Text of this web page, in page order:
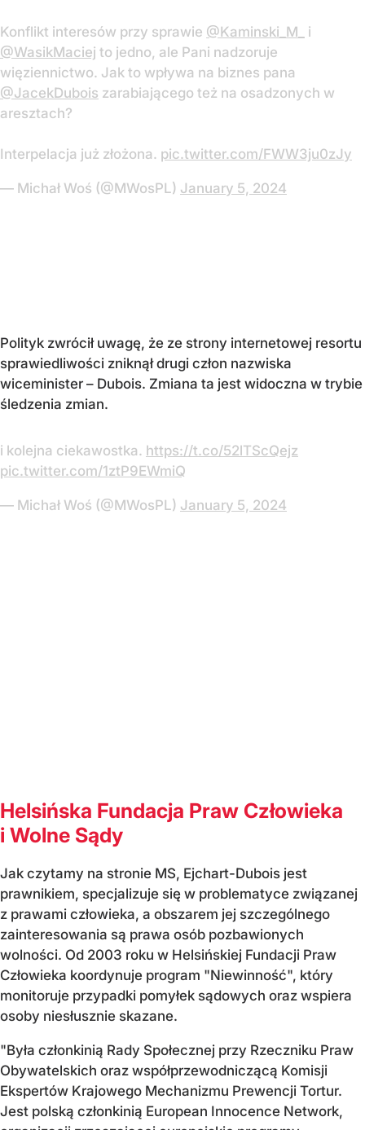
Konflikt interesów przy sprawie @Kaminski_M_
i
@WasikMaciej to jedno, ale Pani nadzoruje
więziennictwo. Jak to wpływa na biznes pana
@JacekDubois zarabiającego też na osadzonych w
aresztach?
Interpelacja już złożona. pic.twitter.com/FWW3ju0zJy
— Michał Woś (@MWosPL) January 5, 2024
Polityk zwrócił uwagę, że ze strony internetowej resortu
sprawiedliwości zniknął drugi człon nazwiska
wiceminister – Dubois. Zmiana ta jest widoczna w trybie
śledzenia zmian.
i kolejna ciekawostka. https://t.co/52lTScQejz
pic.twitter.com/1ztP9EWmiQ
— Michał Woś (@MWosPL) January 5, 2024
Helsińska Fundacja Praw Człowieka
i Wolne Sądy
Jak czytamy na stronie MS, Ejchart-Dubois jest
prawnikiem, specjalizuje się w problematyce związanej
z prawami człowieka, a obszarem jej szczególnego
zainteresowania są prawa osób pozbawionych
wolności. Od 2003 roku w Helsińskiej Fundacji Praw
Człowieka koordynuje program "Niewinność", który
monitoruje przypadki pomyłek sądowych oraz wspiera
osoby niesłusznie skazane.
"Była członkinią Rady Społecznej przy Rzeczniku Praw
Obywatelskich oraz współprzewodniczącą Komisji
Ekspertów Krajowego Mechanizmu Prewencji Tortur.
Jest polską członkinią European Innocence Network,